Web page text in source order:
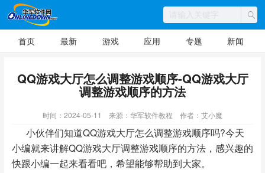
首页 最新 游戏 应用 专题 新闻
QQ游戏大厅怎么调整游戏顺序-QQ游戏大厅
调整游戏顺序的方法
时间：2024-05-11 来源：华军软件教程 作者：艾小魔
小伙伴们知道QQ游戏大厅怎么调整游戏顺序吗?今天
小编就来讲解QQ游戏大厅调整游戏顺序的方法，感兴趣的
快跟小编一起来看看吧，希望能够帮助到大家。